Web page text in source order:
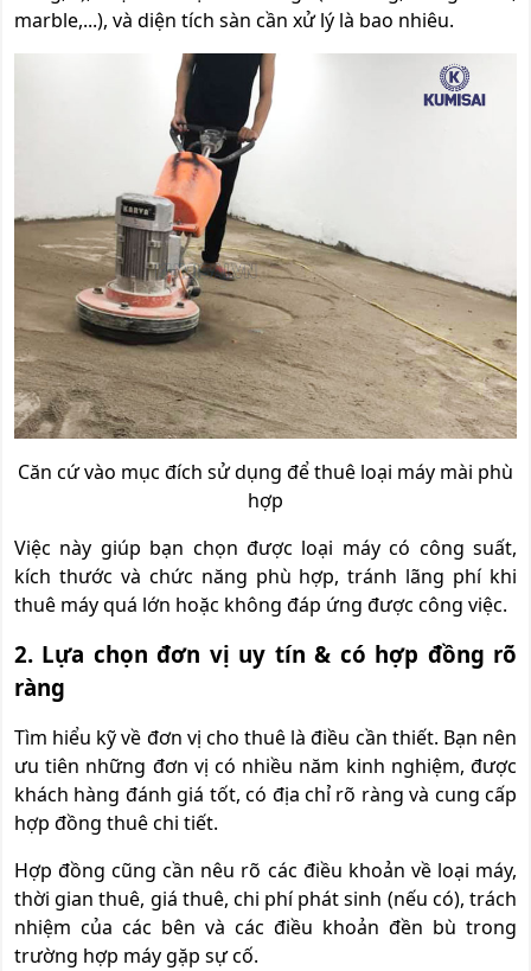
marble,...), và diện tích sàn cần xử lý là bao nhiêu.
Căn cứ vào mục đích sử dụng để thuê loại máy mài phù
hợp
Việc này giúp bạn chọn được loại máy có công suất,
kích thước và chức năng phù hợp, tránh lãng phí khi
thuê máy quá lớn hoặc không đáp ứng được công việc.
2. Lựa chọn đơn vị uy tín & có hợp đồng rõ
ràng
Tìm hiểu kỹ về đơn vị cho thuê là điều cần thiết. Bạn nên
ưu tiên những đơn vị có nhiều năm kinh nghiệm, được
khách hàng đánh giá tốt, có địa chỉ rõ ràng và cung cấp
hợp đồng thuê chi tiết.
Hợp đồng cũng cần nêu rõ các điều khoản về loại máy,
thời gian thuê, giá thuê, chi phí phát sinh (nếu có), trách
nhiệm của các bên và các điều khoản đền bù trong
trường hợp máy gặp sự cố.